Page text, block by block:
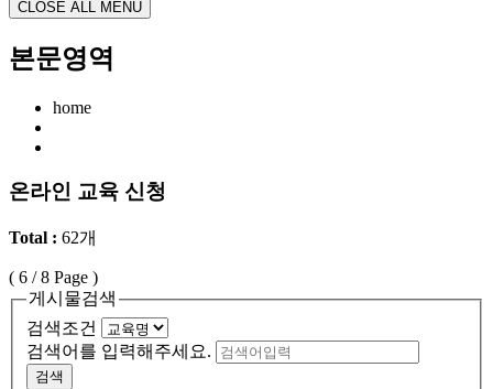
CLOSE ALL MENU
본문영역
home
온라인 교육 신청
Total : 62개
( 6 / 8 Page )
게시물검색
검색조건
검색어를 입력해주세요.
검색